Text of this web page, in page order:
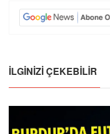
İLGINIZI ÇEKEBILIR